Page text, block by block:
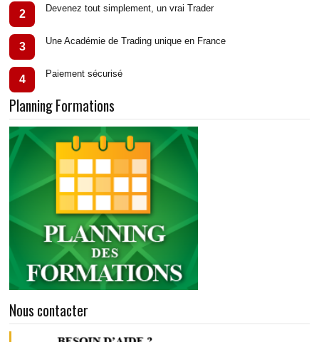
2 Devenez tout simplement, un vrai Trader
3 Une Académie de Trading unique en France
4 Paiement sécurisé
Planning Formations
Nous contacter